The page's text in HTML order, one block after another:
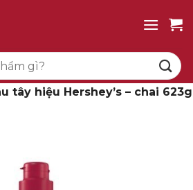
tây hiệu Hershey’s – chai 623g